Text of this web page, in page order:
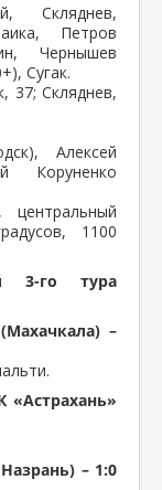
Скляднев,
Петров
Чернышев
Сугак.
37; Скляднев,
Алексей
Коруненко
1100
3-го тура
–
– 1:0